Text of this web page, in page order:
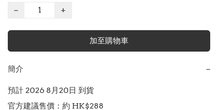
−
+
加至購物車
簡介 −
預計 2026 8月20日 到貨
官方建議售價：約 HK$288